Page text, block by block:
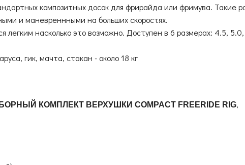
композитных досок для фрирайда или фримува. Такие
и маневреннными на больших скоростях.
насколько это возможно. Доступен в 6 размерах: 4.5,
гик, мачта, стакан - около 18 кг
КОМПЛЕКТ ВЕРХУШКИ COMPACT FREERIDE RIG,